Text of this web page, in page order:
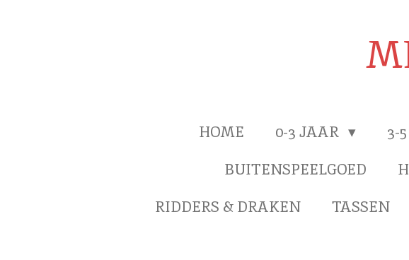
HOME 0-3 JAAR 3-
BUITENSPEELGOED
RIDDERS & DRAKEN
TASSEN